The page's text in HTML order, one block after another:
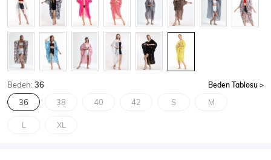
Body Atlet Crop & Büstiyer
SPOR GİYİM
Eşofman Üstü
Beden:36 Beden Tablosu
36 38 40 42 S M
L XL